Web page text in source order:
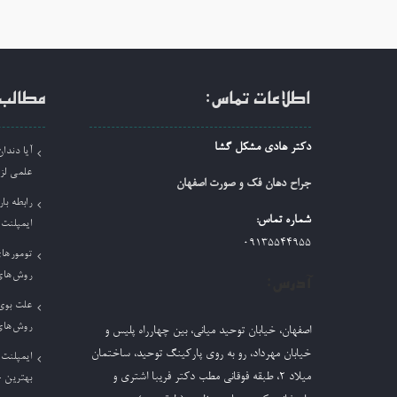
اطلاعات تماس:
دکتر هادی مشکل گشا
جراح دهان فک و صورت اصفهان
شماره تماس:
09135544955
اصفهان، خیابان توحید میانی، بین چهارراه پلیس و
خیابان مهرداد، رو به روی پارکینگ توحید، ساختمان
میلاد ٢، طبقه فوقانی مطب دکتر فریبا اشتری و
آیا
علمی
رابطه
علت